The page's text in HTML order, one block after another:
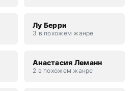
Лу Берри
3 в похожем жанре
Анастасия Леманн
2 в похожем жанре